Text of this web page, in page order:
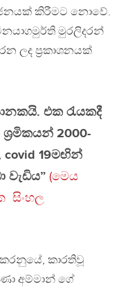
කිරීමට නොවේ.
මුරලිදරන්
ලද ප්‍රකාශනයක්
එක රැයකදී
ශ්‍රමිකයන් 2000-
covid 19මඟින්
වැඩිය” (මෙය
සිංහල
කාරතිවූ
අම්මාන් ගේ